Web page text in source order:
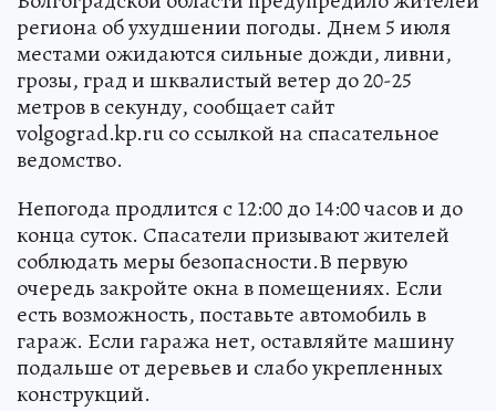
региона об ухудшении погоды. Днем 5 июля
местами ожидаются сильные дожди, ливни,
грозы, град и шквалистый ветер до 20-25
метров в секунду, сообщает сайт
volgograd.kp.ru со ссылкой на спасательное
ведомство.
Непогода продлится с 12:00 до 14:00 часов и до
конца суток. Спасатели призывают жителей
соблюдать меры безопасности.В первую
очередь закройте окна в помещениях. Если
есть возможность, поставьте автомобиль в
гараж. Если гаража нет, оставляйте машину
подальше от деревьев и слабо укрепленных
конструкций.